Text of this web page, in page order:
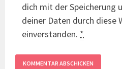
dich mit der Speicherung
deiner Daten durch diese
einverstanden. *